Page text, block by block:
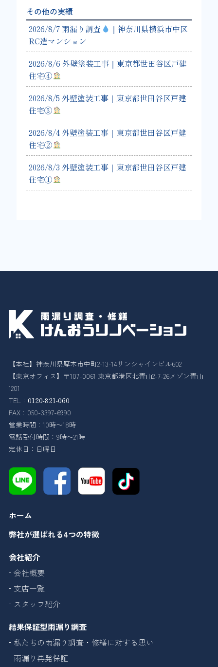
その他の実績
2026/8/7 雨漏り調査
｜神奈川県横浜市中区
RC造マンション
2026/8/6 外壁塗装工事｜東京都世田谷区戸建
住宅④
2026/8/5 外壁塗装工事｜東京都世田谷区戸建
住宅③
2026/8/4 外壁塗装工事｜東京都世田谷区戸建
住宅②
2026/8/3 外壁塗装工事｜東京都世田谷区戸建
住宅①
【本社】神奈川県厚木市中町2-13-14サンシャインビル602
【東京オフィス】〒107-0061 東京都港区北青山2-7-26メゾン青山
1201
TEL： 0120-821-060
FAX：050-3397-6990
営業時間：10時〜18時
電話受付時間：9時〜21時
定休日：日曜日
ホーム
弊社が選ばれる4つの特徴
会社紹介
会社概要
支店一覧
スタッフ紹介
結果保証型雨漏り調査
私たちの雨漏り調査・修繕に対する思い
雨漏り再発保証